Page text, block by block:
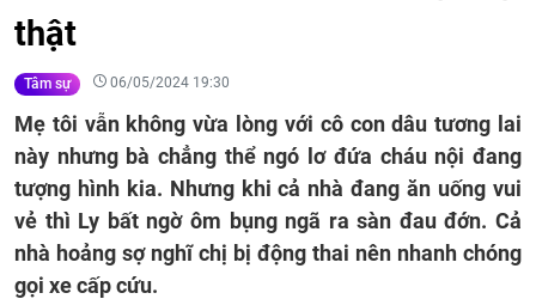
thật
Tâm sự 06/05/2024 19:30
Mẹ tôi vẫn không vừa lòng với cô con dâu tương lai
này nhưng bà chẳng thể ngó lơ đứa cháu nội đang
tượng hình kia. Nhưng khi cả nhà đang ăn uống vui
vẻ thì Ly bất ngờ ôm bụng ngã ra sàn đau đớn. Cả
nhà hoảng sợ nghĩ chị bị động thai nên nhanh chóng
gọi xe cấp cứu.